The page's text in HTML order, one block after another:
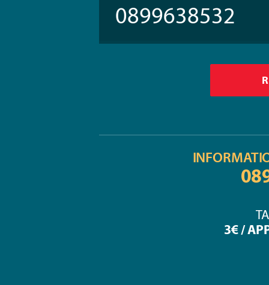
3€ /